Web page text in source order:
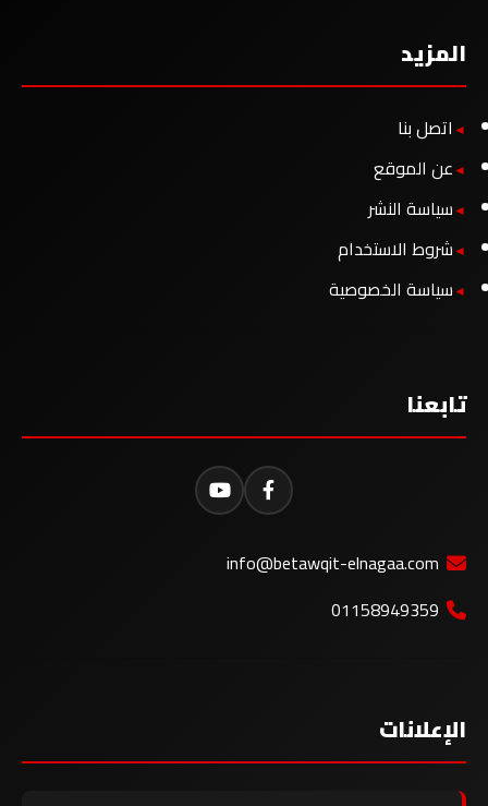
المزيد
اتصل بنا
عن الموقع
سياسة النشر
شروط الاستخدام
سياسة الخصوصية
تابعنا
info@betawqit-elnagaa.com
01158949359
الإعلانات